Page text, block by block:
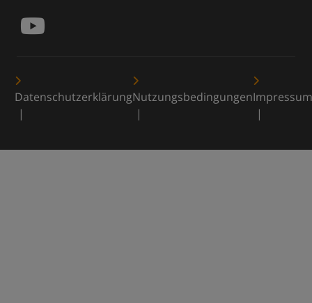
DatenschutzerklärungNutzungsbedingungenImpressum